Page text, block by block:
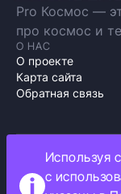
Pro Космос —
про космос и
О НАС
О проекте
Карта сайта
Обратная связь
Политика
Как мы
Используя
с